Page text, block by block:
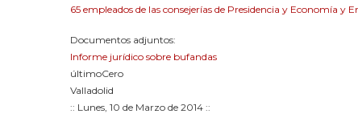
65 empleados de las consejerías de Presidencia y Economía
Documentos adjuntos:
Informe jurídico sobre bufandas
últimoCero
Valladolid
:: Lunes, 10 de Marzo de 2014 ::